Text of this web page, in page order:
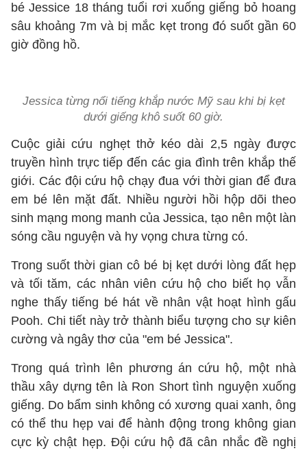
bé Jessice 18 tháng tuổi rơi xuống giếng bỏ hoang
sâu khoảng 7m và bị mắc kẹt trong đó suốt gần 60
giờ đồng hồ.
Jessica từng nổi tiếng khắp nước Mỹ sau khi bị kẹt
dưới giếng khô suốt 60 giờ.
Cuộc giải cứu nghẹt thở kéo dài 2,5 ngày được
truyền hình trực tiếp đến các gia đình trên khắp thế
giới. Các đội cứu hộ chạy đua với thời gian để đưa
em bé lên mặt đất. Nhiều người hồi hộp dõi theo
sinh mạng mong manh của Jessica, tạo nên một làn
sóng cầu nguyện và hy vọng chưa từng có.
Trong suốt thời gian cô bé bị kẹt dưới lòng đất hẹp
và tối tăm, các nhân viên cứu hộ cho biết họ vẫn
nghe thấy tiếng bé hát về nhân vật hoạt hình gấu
Pooh. Chi tiết này trở thành biểu tượng cho sự kiên
cường và ngây thơ của "em bé Jessica".
Trong quá trình lên phương án cứu hộ, một nhà
thầu xây dựng tên là Ron Short tình nguyện xuống
giếng. Do bẩm sinh không có xương quai xanh, ông
có thể thu hẹp vai để hành động trong không gian
cực kỳ chật hẹp. Đội cứu hộ đã cân nhắc đề nghị